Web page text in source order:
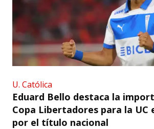
U. Católica
Eduard Bello destaca la
Copa Libertadores para la UC
por el título nacional